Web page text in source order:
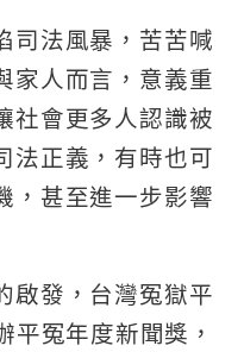
司法風暴，苦苦喊
家人而言，意義重
社會更多人認識被
法正義，有時也可
，甚至進一步影響
啟發，台灣冤獄平
平冤年度新聞獎，